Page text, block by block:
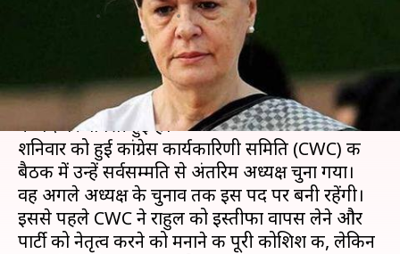
Aug 11, 2019 10:43 am
दो साल के अंदर सोनिया गांधी की फिर से कांग्रेस अध्यक्ष
के पद पर वापसी हुई है।
शनिवार को हुई कांग्रेस कार्यकारिणी समिति (CWC) की
बैठक में उन्हें सर्वसम्मति से अंतरिम अध्यक्ष चुना गया।
वह अगले अध्यक्ष के चुनाव तक इस पद पर बनी रहेंगी।
इससे पहले CWC ने राहुल को इस्तीफा वापस लेने और
पार्टी को नेतृत्व करने को मनाने की पूरी कोशिश की, लेकिन